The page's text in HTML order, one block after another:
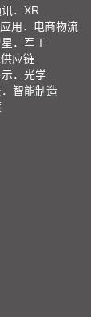
．XR
用．电商物流
．军工
应链
．光学
智能制造